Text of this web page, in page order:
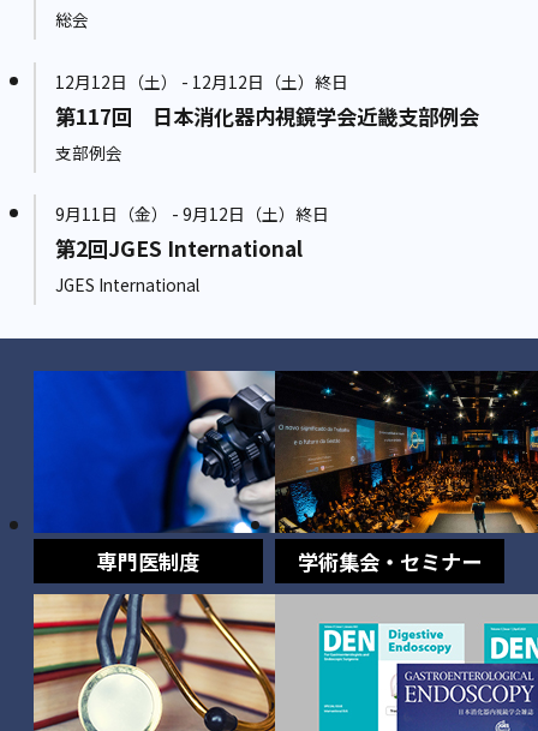
総会
12月12日（土） - 12月12日（土）終日
第117回 日本消化器内視鏡学会近畿支部例会
支部例会
9月11日（金） - 9月12日（土）終日
第2回JGES International
JGES International
専門医制度 学術集会・セミナー